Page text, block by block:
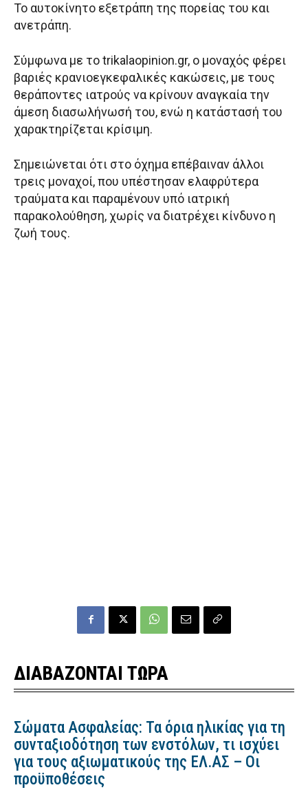
Το αυτοκίνητο εξετράπη της πορείας του και
ανετράπη.
Σύμφωνα με το trikalaopinion.gr, ο μοναχός φέρει
βαριές κρανιοεγκεφαλικές κακώσεις, με τους
θεράποντες ιατρούς να κρίνουν αναγκαία την
άμεση διασωλήνωσή του, ενώ η κατάστασή του
χαρακτηρίζεται κρίσιμη.
Σημειώνεται ότι στο όχημα επέβαιναν άλλοι
τρεις μοναχοί, που υπέστησαν ελαφρύτερα
τραύματα και παραμένουν υπό ιατρική
παρακολούθηση, χωρίς να διατρέχει κίνδυνο η
ζωή τους.
ΔΙΑΒΑΖΟΝΤΑΙ ΤΩΡΑ
Σώματα Ασφαλείας: Τα όρια ηλικίας για τη
συνταξιοδότηση των ενστόλων, τι ισχύει
για τους αξιωματικούς της ΕΛ.ΑΣ – Οι
προϋποθέσεις